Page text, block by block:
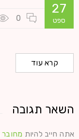
27
ספט 0
קרא עוד
השאר תגובה
אתה חייב להיות מחובר